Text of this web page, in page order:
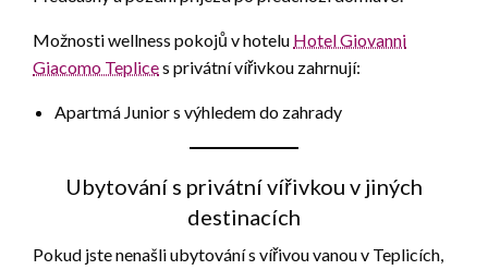
Možnosti wellness pokojů v hotelu Hotel Giovanni
Giacomo Teplices privátní vířivkou zahrnují:
Apartmá Junior s výhledem do zahrady
Ubytování s privátní vířivkou v jiných
destinacích
Pokud jste nenašli ubytování s vířivou vanou v Teplicích,